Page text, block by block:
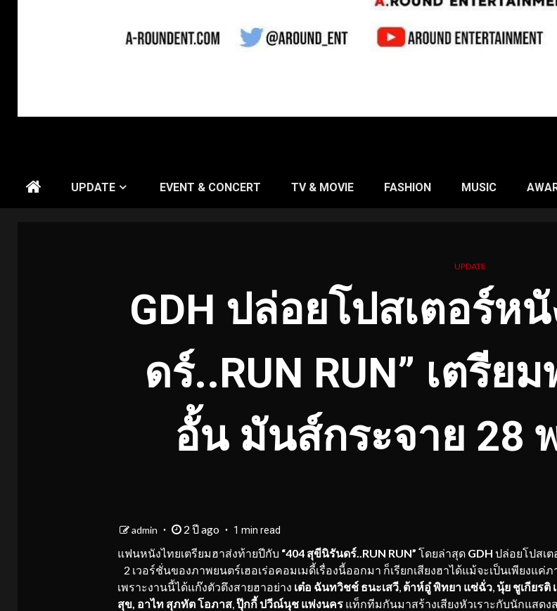
UPDATE EVENT & CONCERT TV & MOVIE FASHION MUSIC
UPDATE
GDH ปล่อยโปสเตอร์ห
ดร์..RUN RUN” เตรี
อั้น มันส์กระจาย 28
admin 2 ปี ago 1 min read
แฟนหนังไทยเตรียมฮาส่งท้ายปีกับ “404สุขีนิรันดร์..RUN RUN” โดยล่าสุด GDH ปล่อยโปสเ
2 เวอร์ชั่นของภาพยนตร์เฮอเร่อคอมเมดี้เรื่องนี้ออกมา ก็เรียกเสียงฮาได้แม้จะเป็นเพียงแค่
เพราะงานนี้ได้แก๊งตัวตึงสายฮาอย่าง เต๋อ ฉันทวิชช์ธนะเสวี, ต้าห์อู๋ พิทยา แซ่ฉั่ว, นุ้ย ชูเกียรติ
สุข, อาไท สุภทัตโอภาส,ปุ๊กกี้ ปวีณ์นุช แพ่งนคร แท็กทีมกันมาสร้างเสียงหัวเราะกับนักแสดง